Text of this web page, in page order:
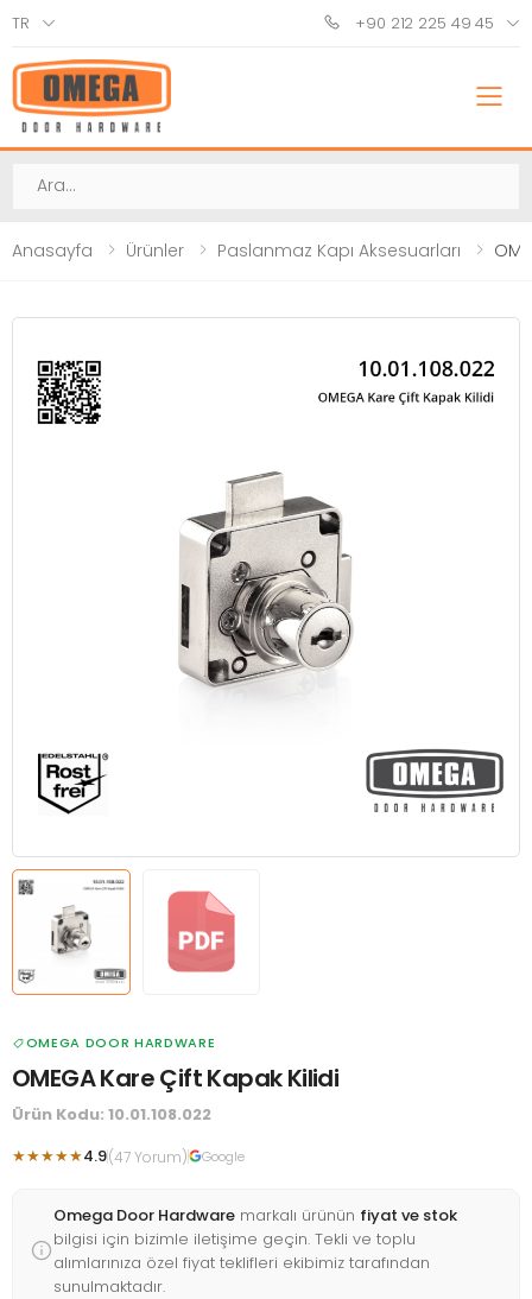
TR +90 212 225 49 45
Ara
Anasayfa Ürünler Paslanmaz Kapı Aksesuarları
OMEGA DOOR HARDWARE
OMEGA Kare Çift Kapak Kilidi
Ürün Kodu: 10.01.108.022
★★★★★4.9(47 Yorum) Google
Omega Door Hardware markalı ürünün fiyat ve stok
bilgisi için bizimle iletişime geçin. Tekli ve toplu
alımlarınıza özel fiyat teklifleri ekibimiz tarafından
sunulmaktadır.